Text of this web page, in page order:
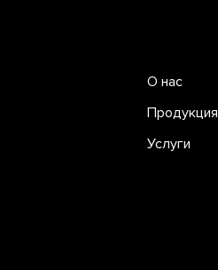
О нас
Продукция
Услуги